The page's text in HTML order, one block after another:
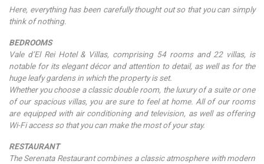
Here, everything has been carefully thought out so that you can simply
think of nothing.
BEDROOMS
Vale d’El Rei Hotel & Villas, comprising 54 rooms and 22 villas, is
notable for its elegant décor and attention to detail, as well as for the
huge leafy gardens in which the property is set.
Whether you choose a classic double room, the luxury of a suite or one
of our spacious villas, you are sure to feel at home. All of our rooms
are equipped with air conditioning and television, as well as offering
Wi-Fi access so that you can make the most of your stay.
RESTAURANT
The Serenata Restaurant combines a classic atmosphere with modern